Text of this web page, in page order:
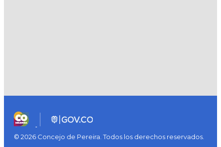
© 2026 Concejo de Pereira. Todos los derechos reservados.